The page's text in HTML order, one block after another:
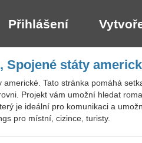
Přihlášení
Spojené státy
Tato stránka pomáhá
Projekt vám umožní hledat
je ideální pro komunikaci a
pro místní, cizince, turisty.